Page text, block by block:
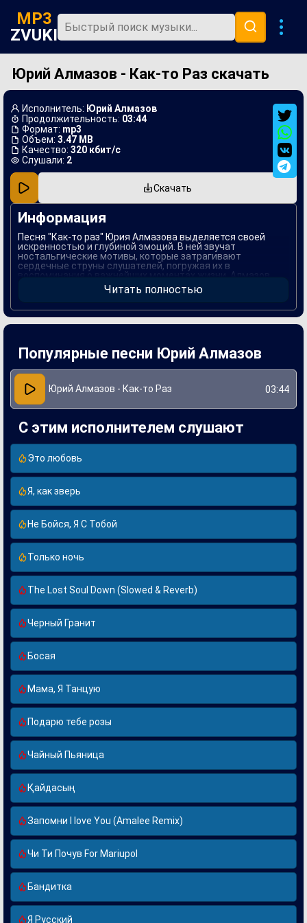
MP3
ZVUKI
Главная
Популярная
В машину
Музыка 80х
Ремиксы
Юрий Алмазов - Как-то Раз скачать
Исполнитель: Юрий Алмазов
Продолжительность: 03:44
Формат: mp3
Объем: 3.47 MB
Качество: 320 кбит/с
Слушали: 2
Скачать
Информация
Песня "Как-то раз" Юрия Алмазова выделяется своей
искренностью и глубиной эмоций. В ней звучат
ностальгические мотивы, которые затрагивают
сердечные струны слушателей, погружая их в
воспоминания о важнейших моментах жизни. Алмазов
использует мелодичные аккорды и красочные текстовые
образы, создавая атмосферу, полную романтики и
Создание "Как-то раз" стало для Юрия Алмазова важным
композиторами, что позволило добиться гармонии между
текстом и музыкой. Слушатели оценили творческий
подход и эмоциональную насыщенность, что сделало
произведение популярным и востребованным на
радиостанциях и в музыкальных чартах.
Читать полностью
Популярные песни Юрий Алмазов
Юрий Алмазов - Как-то Раз 03:44
С этим исполнителем слушают
Это любовь
Я, как зверь
Не Бойся, Я С Тобой
Только ночь
The Lost Soul Down (Slowed & Reverb)
Черный Гранит
Босая
Мама, Я Танцую
Подарю тебе розы
Чайный Пьяница
Қайдасың
Запомни I love You (Amalee Remix)
Чи Ти Почув For Mariupol
Бандитка
Я Русский